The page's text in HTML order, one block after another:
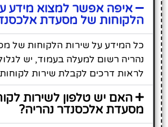
איפה אפשר למצוא מידע
הלקוחות של מסעדת
כל המידע על שירות הלקוחות של
נהריה רשום למעלה בעמוד, יש
לראות דרכים לקבלת שירות
האם יש טלפון לשירות
מסעדת אלכסנדר נהריה?